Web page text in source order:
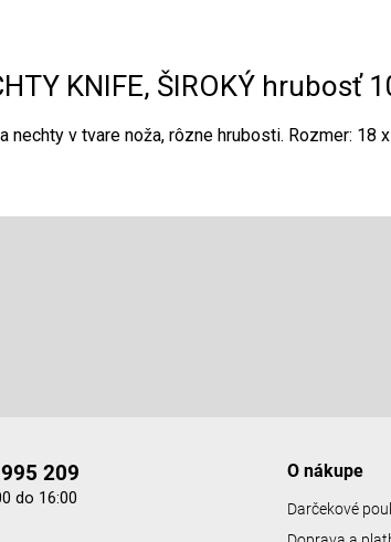
KNIFE, ŠIROKÝ hrubosť
nechty v tvare noža, rôzne hrubosti. Rozmer: 18
209
do 16:00
O nákupe
Darčekové